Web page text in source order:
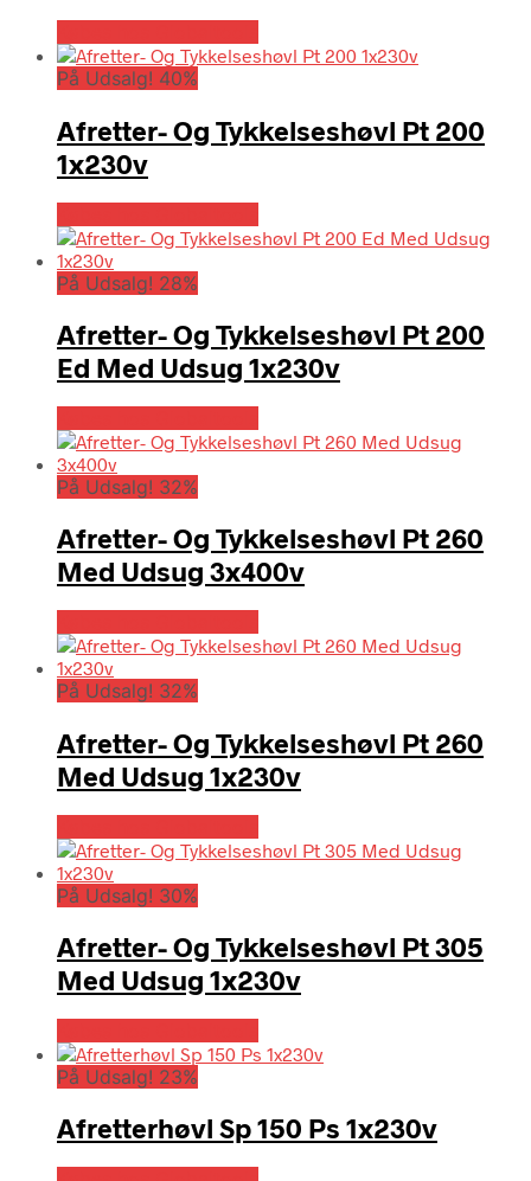
På Udsalg! 40%
Afretter- Og Tykkelseshøvl Pt 200
1x230v
På Udsalg! 28%
Afretter- Og Tykkelseshøvl Pt 200
Ed Med Udsug 1x230v
På Udsalg! 32%
Afretter- Og Tykkelseshøvl Pt 260
Med Udsug 3x400v
På Udsalg! 32%
Afretter- Og Tykkelseshøvl Pt 260
Med Udsug 1x230v
På Udsalg! 30%
Afretter- Og Tykkelseshøvl Pt 305
Med Udsug 1x230v
På Udsalg! 23%
Afretterhøvl Sp 150 Ps 1x230v